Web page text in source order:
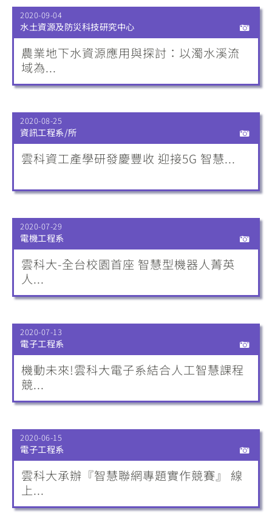
2020-09-04
水土資源及防災科技研究中心
農業地下水資源應用與探討：以濁水溪流
域為...
2020-08-25
資訊工程系/所
雲科資工產學研發慶豐收 迎接5G 智慧...
2020-07-29
電機工程系
雲科大-全台校園首座 智慧型機器人菁英
人...
2020-07-13
電子工程系
機動未來!雲科大電子系結合人工智慧課程
競...
2020-06-15
電子工程系
雲科大承辦『智慧聯網專題實作競賽』 線
上...